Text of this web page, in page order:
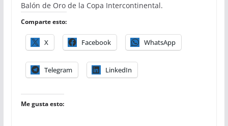
Balón de Oro de la Copa Intercontinental.
Comparte esto:
X Facebook WhatsApp
Telegram LinkedIn
Me gusta esto: